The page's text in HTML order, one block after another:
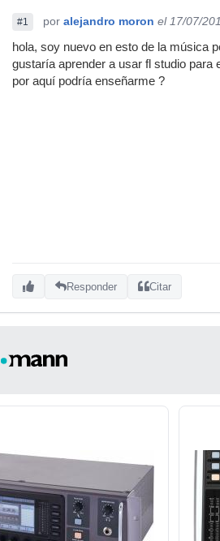
#1 por alejandro moron el 17/07/
hola, soy nuevo en esto de la música
gustaría aprender a usar fl studio
por aquí podría enseñarme ?
Responder Citar